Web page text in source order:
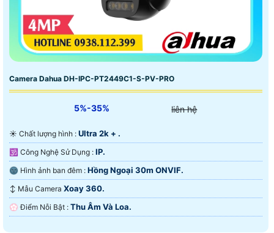
Camera Dahua DH-IPC-PT2449C1-S-PV-PRO
5%-35% liên hệ
☀️ Chất lượng hình : Ultra 2k + .
🕉️ Công Nghệ Sử Dụng : IP.
🌚 Hình ảnh ban đêm : Hồng Ngoại 30m ONVIF.
↕️ Mẫu Camera Xoay 360.
️💮 Điểm Nỗi Bật : Thu Âm Và Loa.